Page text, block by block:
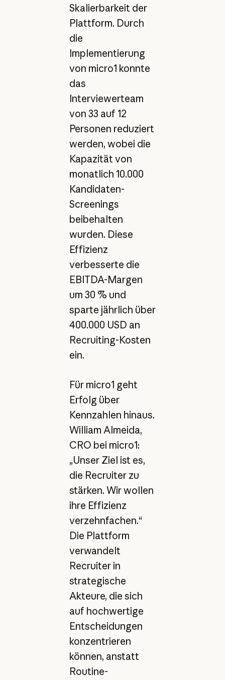
Skalierbarkeit der
Plattform. Durch
die
Implementierung
von micro1 konnte
das
Interviewerteam
von 33 auf 12
Personen reduziert
werden, wobei die
Kapazität von
monatlich 10.000
Kandidaten-
Screenings
beibehalten
wurden. Diese
Effizienz
verbesserte die
EBITDA-Margen
um 30 % und
sparte jährlich über
400.000 USD an
Recruiting-Kosten
ein.
Für micro1 geht
Erfolg über
Kennzahlen hinaus.
William Almeida,
CRO bei micro1:
„Unser Ziel ist es,
die Recruiter zu
stärken. Wir wollen
ihre Effizienz
verzehnfachen.“
Die Plattform
verwandelt
Recruiter in
strategische
Akteure, die sich
auf hochwertige
Entscheidungen
konzentrieren
können, anstatt
Routine-